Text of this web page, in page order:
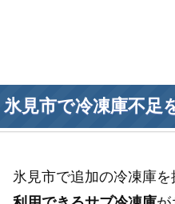
氷見市で冷凍庫不足
氷見市で追加の冷凍庫を